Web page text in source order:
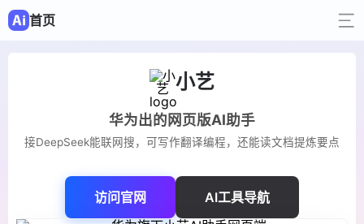
首页
小艺
华为出的网页版AI助手
接DeepSeek能联网搜，可写作翻译编程，还能读文档提炼要点
访问官网 AI工具导航